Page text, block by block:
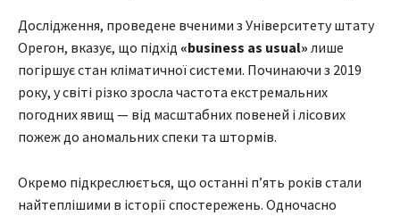
Дослідження, проведене вченими з Університету штату
Орегон, вказує, що підхід «business as usual» лише
погіршує стан кліматичної системи. Починаючи з 2019
року, у світі різко зросла частота екстремальних
погодних явищ — від масштабних повеней і лісових
пожеж до аномальних спеки та штормів.
Окремо підкреслюється, що останні п’ять років стали
найтеплішими в історії спостережень. Одночасно